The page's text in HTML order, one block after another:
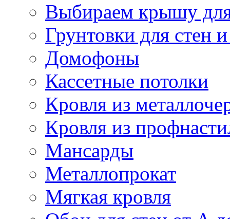
Выбираем крышу
Грунтовки для стен
Домофоны
Кассетные потолки
Кровля из
Кровля из
Мансарды
Металлопрокат
Мягкая кровля